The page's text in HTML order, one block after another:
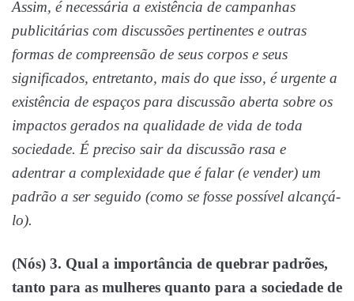
Assim, é necessária a existência de campanhas
publicitárias com discussões pertinentes e outras
formas de compreensão de seus corpos e seus
significados, entretanto, mais do que isso, é urgente a
existência de espaços para discussão aberta sobre os
impactos gerados na qualidade de vida de toda
sociedade. É preciso sair da discussão rasa e
adentrar a complexidade que é falar (e vender) um
padrão a ser seguido (como se fosse possível alcançá-
lo).
(Nós) 3. Qual a importância de quebrar padrões,
tanto para as mulheres quanto para a sociedade de